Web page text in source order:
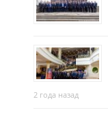
2 года назад